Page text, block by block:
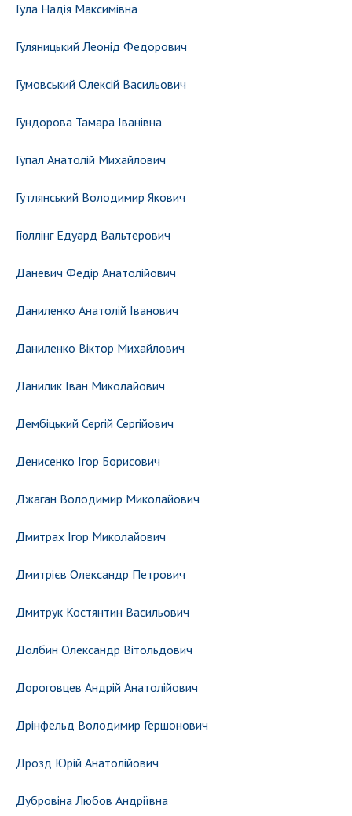
Гула Надія Максимівна
Гуляницький Леонід Федорович
Гумовський Олексій Васильович
Гундорова Тамара Іванівна
Гупал Анатолій Михайлович
Гутлянський Володимир Якович
Гюллінг Едуард Вальтерович
Даневич Федір Анатолійович
Даниленко Анатолій Іванович
Даниленко Віктор Михайлович
Данилик Іван Миколайович
Дембіцький Сергій Сергійович
Денисенко Ігор Борисович
Джаган Володимир Миколайович
Дмитрах Ігор Миколайович
Дмитрієв Олександр Петрович
Дмитрук Костянтин Васильович
Долбин Олександр Вітольдович
Дороговцев Андрій Анатолійович
Дрінфельд Володимир Гершонович
Дрозд Юрій Анатолійович
Дубровіна Любов Андріївна